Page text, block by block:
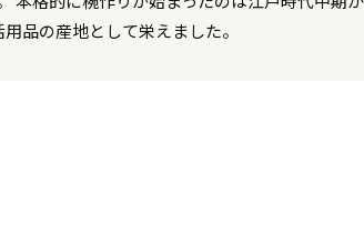
品の産地として栄えました。